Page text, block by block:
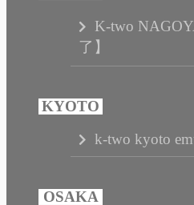
K-two
了】
k-two kyoto